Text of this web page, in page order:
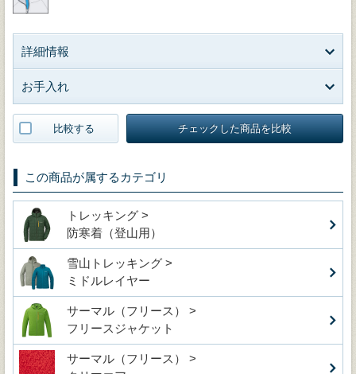
詳細情報
お手入れ
比較する チェックした商品を比較
この商品が属するカテゴリ
トレッキング >
防寒着（登山用）
雪山トレッキング >
ミドルレイヤー
サーマル（フリース） >
フリースジャケット
サーマル（フリース） >